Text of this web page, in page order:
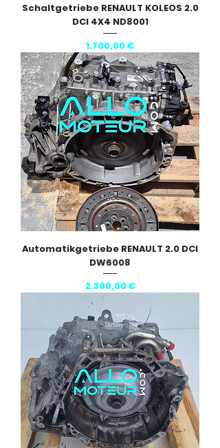
Schaltgetriebe RENAULT KOLEOS 2.0
DCI 4X4 ND8001
Preis
1.700,00 €
Automatikgetriebe RENAULT 2.0 DCI
DW6008
Preis
2.300,00 €